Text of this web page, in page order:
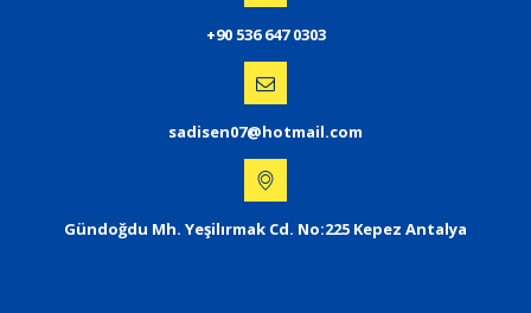
+90 536 647 0303
sadisen07@hotmail.com
Gündoğdu Mh. Yeşilırmak Cd. No:225 Kepez Antalya